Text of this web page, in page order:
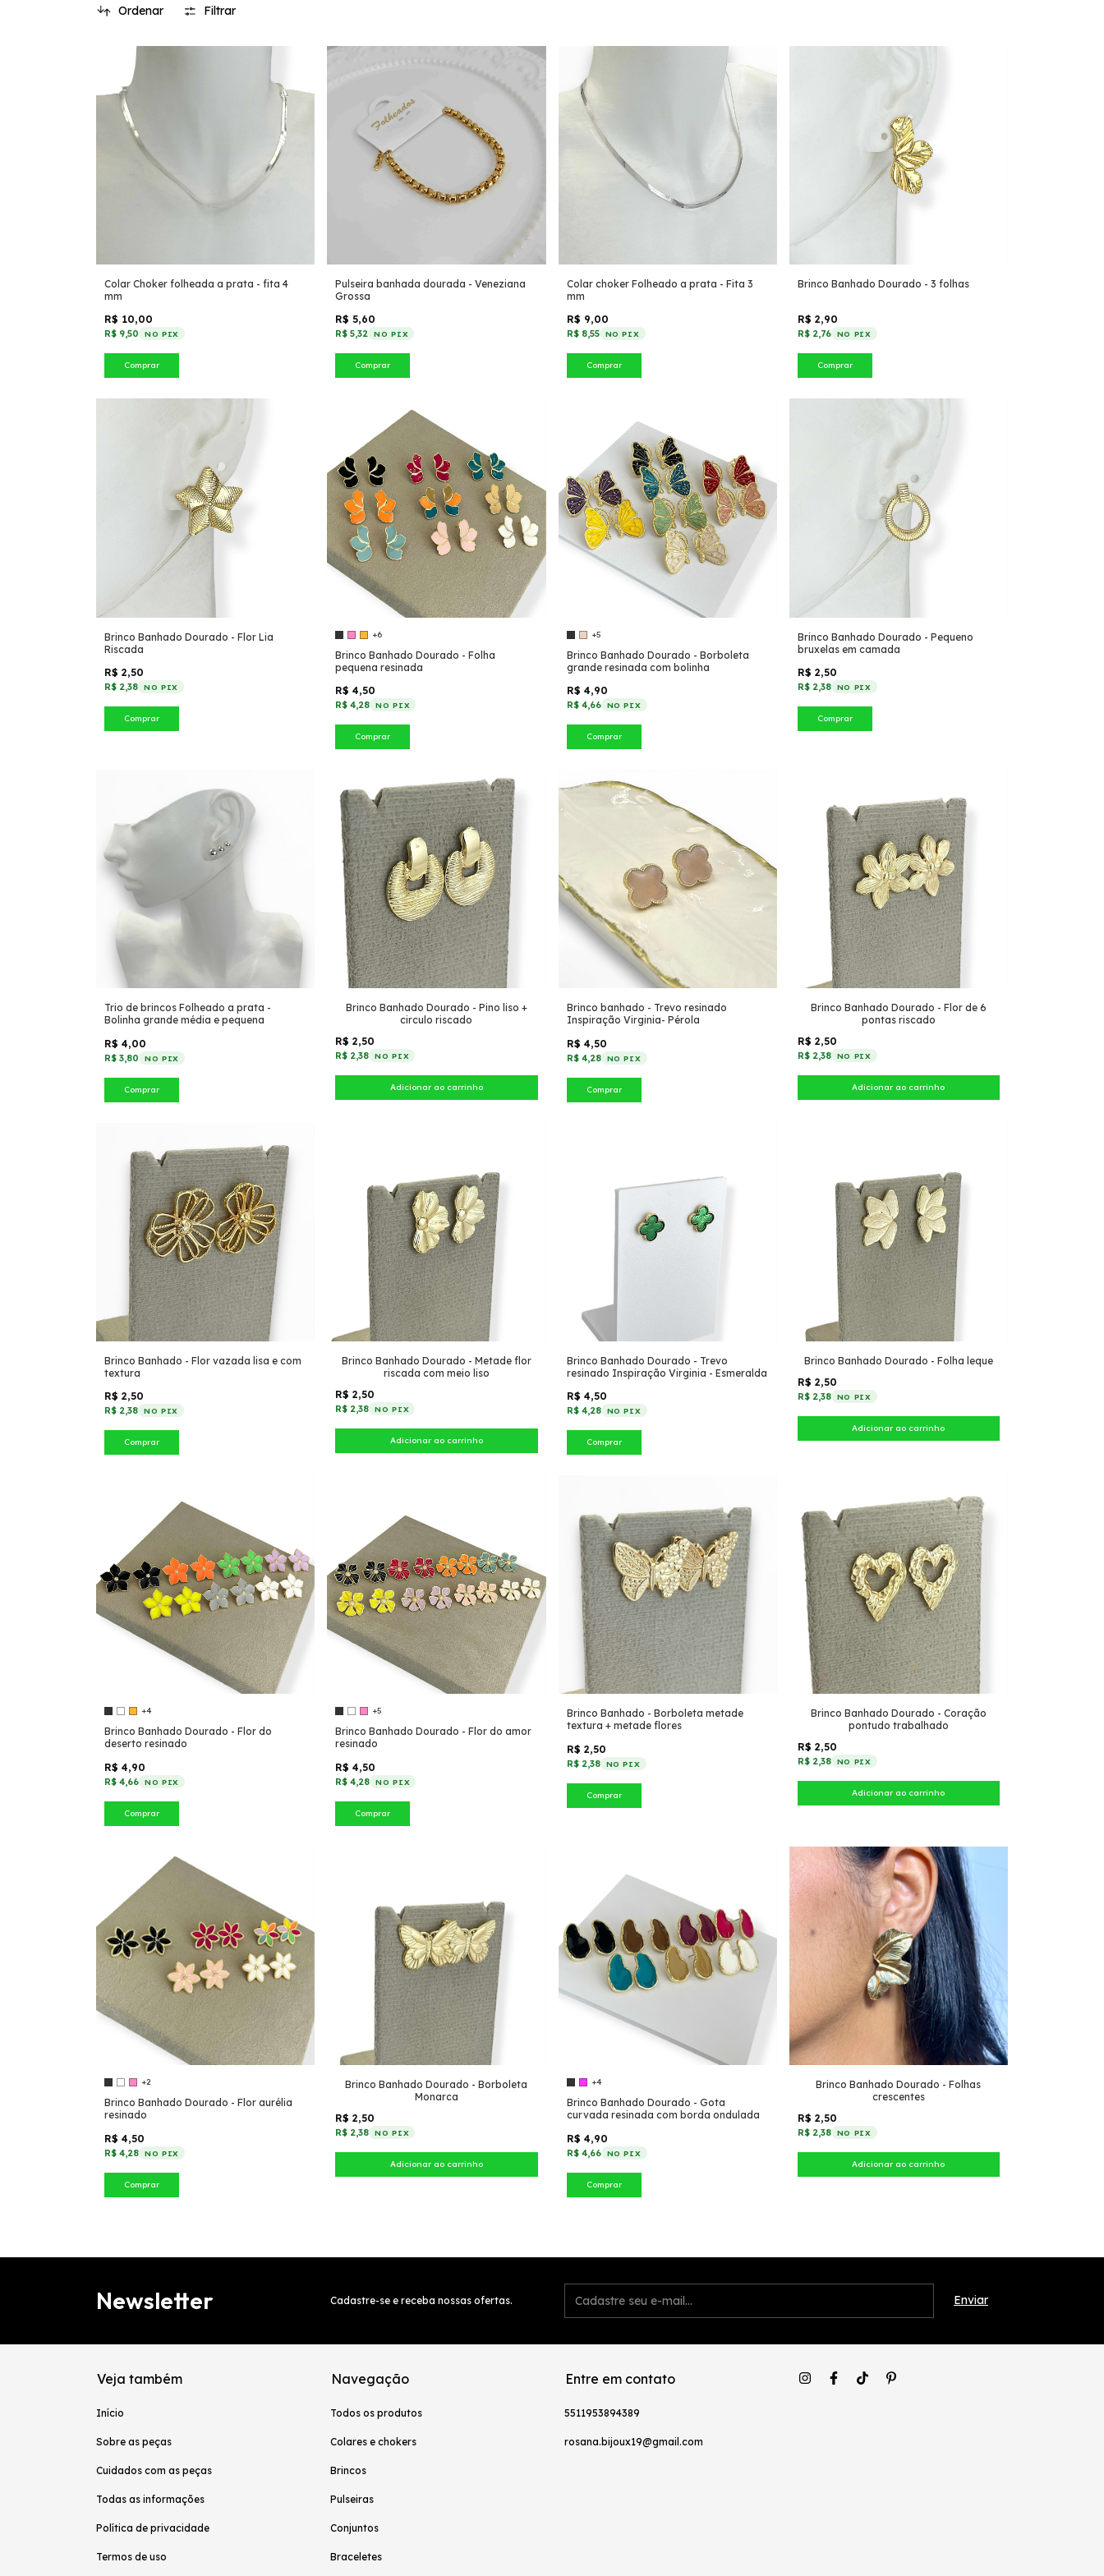
Ordenar Filtrar
Colar Choker folheada a prata - fita 4
mm
R$ 10,00
R$ 9,50 NO PIX
Comprar
Pulseira banhada dourada - Veneziana
Grossa
R$ 5,60
R$ 5,32 NO PIX
Comprar
Colar choker Folheado a prata - Fita 3
mm
R$ 9,00
R$ 8,55 NO PIX
Comprar
Brinco Banhado Dourado - 3 folhas
R$ 2,90
R$ 2,76 NO PIX
Comprar
Brinco Banhado Dourado - Flor Lia
Riscada
R$ 2,50
R$ 2,38 NO PIX
Comprar
+6
Brinco Banhado Dourado - Folha
pequena resinada
R$ 4,50
R$ 4,28 NO PIX
Comprar
+5
Brinco Banhado Dourado - Borboleta
grande resinada com bolinha
R$ 4,90
R$ 4,66 NO PIX
Comprar
Brinco Banhado Dourado - Pequeno
bruxelas em camada
R$ 2,50
R$ 2,38 NO PIX
Comprar
Trio de brincos Folheado a prata -
Bolinha grande média e pequena
R$ 4,00
R$ 3,80 NO PIX
Comprar
Brinco Banhado Dourado - Pino liso +
circulo riscado
R$ 2,50
R$ 2,38 NO PIX
Brinco banhado - Trevo resinado
Inspiração Virginia- Pérola
R$ 4,50
R$ 4,28 NO PIX
Comprar
Brinco Banhado Dourado - Flor de 6
pontas riscado
R$ 2,50
R$ 2,38 NO PIX
Brinco Banhado - Flor vazada lisa e com
textura
R$ 2,50
R$ 2,38 NO PIX
Comprar
Brinco Banhado Dourado - Metade flor
riscada com meio liso
R$ 2,50
R$ 2,38 NO PIX
Brinco Banhado Dourado - Trevo
resinado Inspiração Virginia - Esmeralda
R$ 4,50
R$ 4,28 NO PIX
Comprar
Brinco Banhado Dourado - Folha leque
R$ 2,50
R$ 2,38 NO PIX
+4
Brinco Banhado Dourado - Flor do
deserto resinado
R$ 4,90
R$ 4,66 NO PIX
Comprar
+5
Brinco Banhado Dourado - Flor do amor
resinado
R$ 4,50
R$ 4,28 NO PIX
Comprar
Brinco Banhado - Borboleta metade
textura + metade flores
R$ 2,50
R$ 2,38 NO PIX
Comprar
Brinco Banhado Dourado - Coração
pontudo trabalhado
R$ 2,50
R$ 2,38 NO PIX
+2
Brinco Banhado Dourado - Flor aurélia
resinado
R$ 4,50
R$ 4,28 NO PIX
Comprar
Brinco Banhado Dourado - Borboleta
Monarca
R$ 2,50
R$ 2,38 NO PIX
+4
Brinco Banhado Dourado - Gota
curvada resinada com borda ondulada
R$ 4,90
R$ 4,66 NO PIX
Comprar
Brinco Banhado Dourado - Folhas
crescentes
R$ 2,50
R$ 2,38 NO PIX
Newsletter Cadastre-se e receba nossas ofertas.
Veja também
Início
Sobre as peças
Cuidados com as peças
Todas as informações
Política de privacidade
Termos de uso
Navegação
Todos os produtos
Colares e chokers
Brincos
Pulseiras
Conjuntos
Braceletes
Entre em contato
5511953894389
rosana.bijoux19@gmail.com